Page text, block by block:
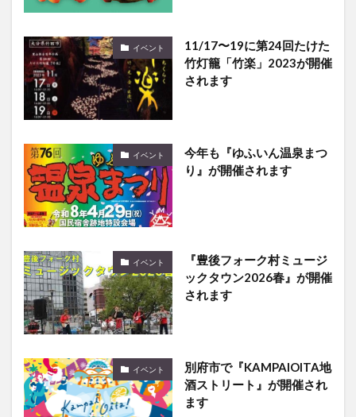
イベント
11/17〜19に第24回たけた
竹灯籠「竹楽」2023が開催
されます
イベント
今年も『ゆふいん温泉まつ
り』が開催されます
イベント
『豊後フォーク村ミュージ
ックタウン2026春』が開催
されます
イベント
別府市で『KAMPAIOITA地
酒ストリート』が開催され
ます